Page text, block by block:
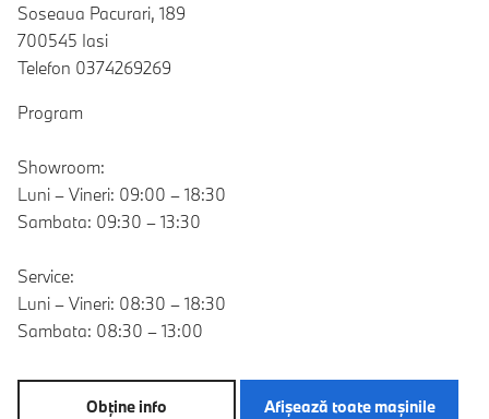
Soseaua Pacurari, 189
700545 Iasi
Telefon 0374269269
Program
Showroom:
Luni – Vineri: 09:00 – 18:30
Sambata: 09:30 – 13:30
Service:
Luni – Vineri: 08:30 – 18:30
Sambata: 08:30 – 13:00
Obţine info Afişează toate maşinile